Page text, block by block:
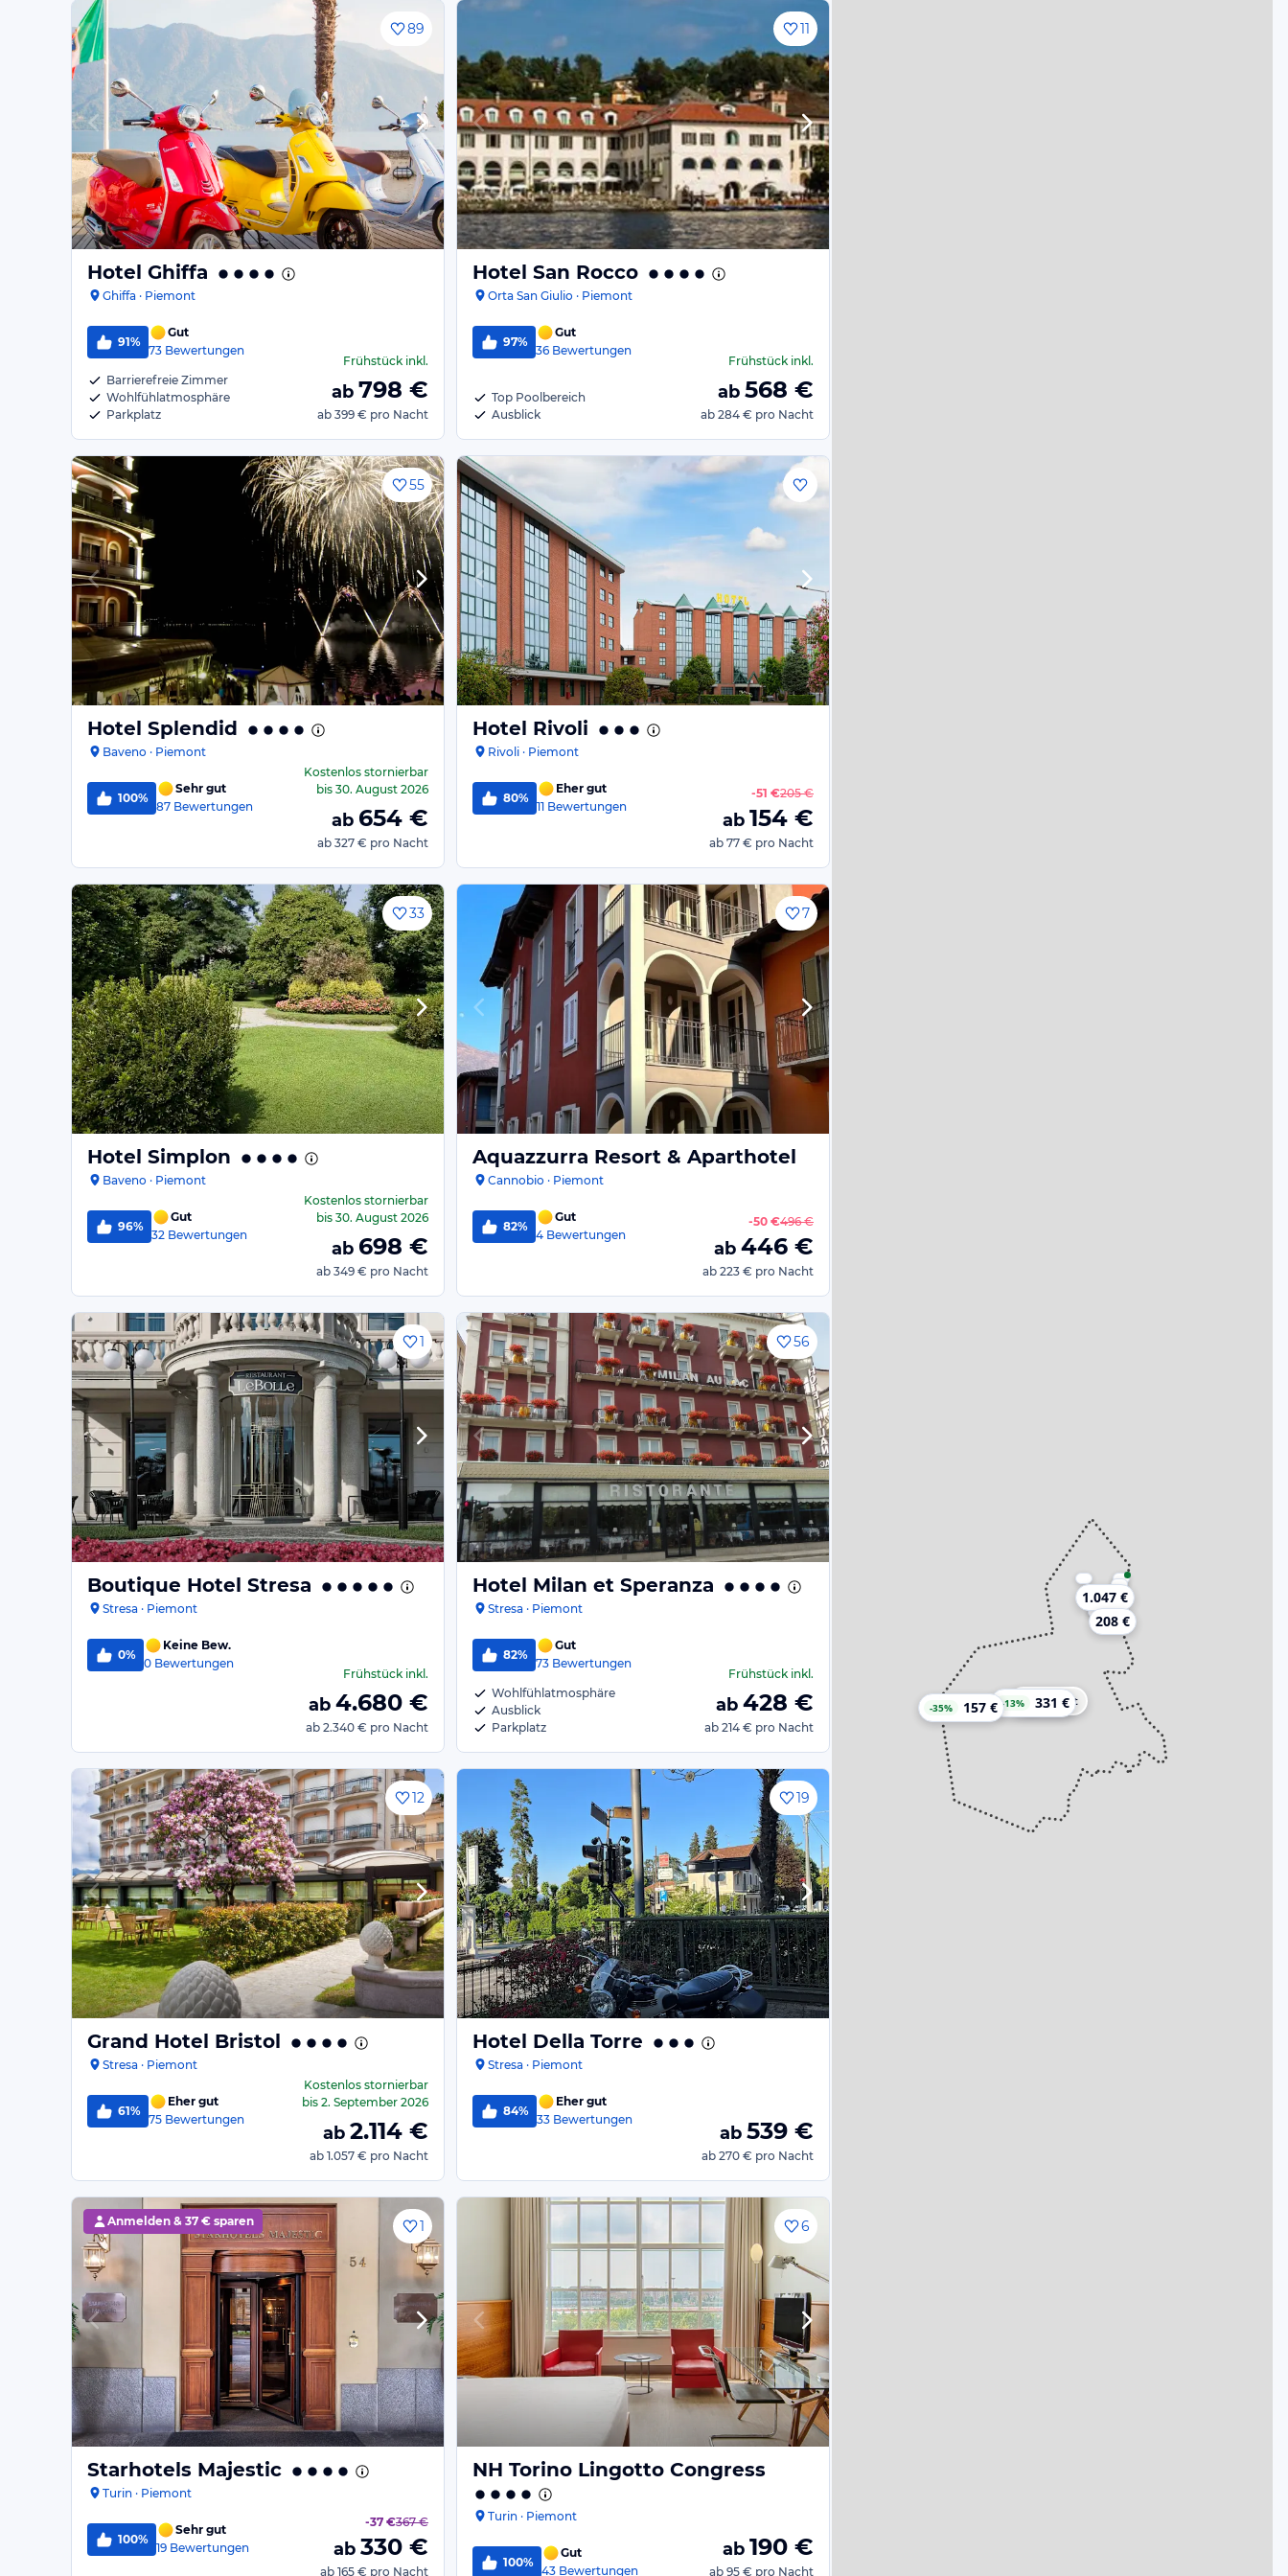
89
Hotel Ghiffa
Ghiffa · Piemont
91%
Gut
73 Bewertungen
Barrierefreie Zimmer
Wohlfühlatmosphäre
Parkplatz
Frühstückinkl.
ab 798 €
ab 399 € pro Nacht
11
Hotel San Rocco
Orta San Giulio · Piemont
97%
Gut
36 Bewertungen
Top Poolbereich
Ausblick
Frühstückinkl.
ab 568 €
ab 284 € pro Nacht
55
Hotel Splendid
Baveno · Piemont
100%
Sehr gut
87 Bewertungen
Kostenlos stornierbar
bis 30. August 2026
ab 654 €
ab 327 € pro Nacht
Hotel Rivoli
Rivoli · Piemont
80%
Eher gut
11 Bewertungen
-51 €205 €
ab 154 €
ab 77 € pro Nacht
33
Hotel Simplon
Baveno · Piemont
96%
Gut
32 Bewertungen
Kostenlos stornierbar
bis 30. August 2026
ab 698 €
ab 349 € pro Nacht
7
Aquazzurra Resort & Aparthotel
Cannobio · Piemont
82%
Gut
4 Bewertungen
-50 €496 €
ab 446 €
ab 223 € pro Nacht
1
Boutique Hotel Stresa
Stresa · Piemont
0%
Keine Bew.
0 Bewertungen
Frühstückinkl.
ab 4.680 €
ab 2.340 € pro Nacht
56
Hotel Milan et Speranza
Stresa · Piemont
82%
Gut
73 Bewertungen
Wohlfühlatmosphäre
Ausblick
Parkplatz
Frühstückinkl.
ab 428 €
ab 214 € pro Nacht
12
Grand Hotel Bristol
Stresa · Piemont
61%
Eher gut
75 Bewertungen
Kostenlos stornierbar
bis 2. September 2026
ab 2.114 €
ab 1.057 € pro Nacht
19
Hotel Della Torre
Stresa · Piemont
84%
Eher gut
33 Bewertungen
ab 539 €
ab 270 € pro Nacht
Anmelden & 37 € sparen 1
Starhotels Majestic
Turin · Piemont
100%
Sehr gut
19 Bewertungen
-37 €367 €
ab 330 €
ab 165 € pro Nacht
6
NH Torino Lingotto Congress
Turin · Piemont
100%
Gut
43 Bewertungen
ab 190 €
ab 95 € pro Nacht
Piemont
1.047 €
-13% 331 €
208 €
-35% 157 €